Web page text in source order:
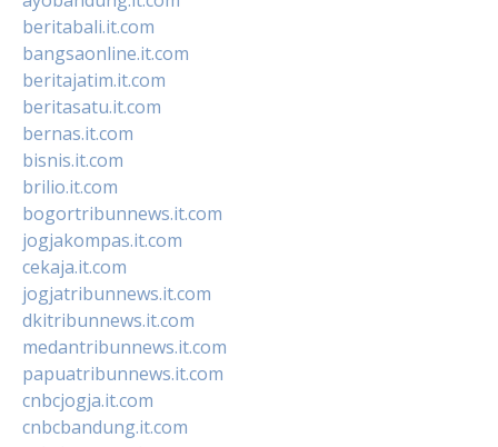
beritabali.it.com
bangsaonline.it.com
beritajatim.it.com
beritasatu.it.com
bernas.it.com
bisnis.it.com
brilio.it.com
bogortribunnews.it.com
jogjakompas.it.com
cekaja.it.com
jogjatribunnews.it.com
dkitribunnews.it.com
medantribunnews.it.com
papuatribunnews.it.com
cnbcjogja.it.com
cnbcbandung.it.com